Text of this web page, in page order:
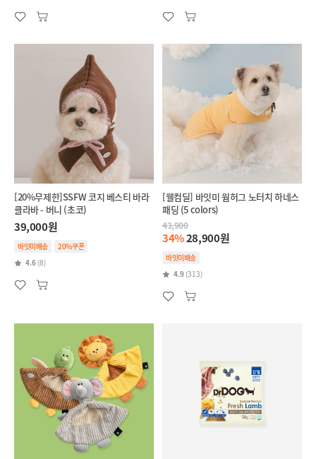
[20%무제한]SSFW 코지 베스티 바라
클라바 - 버니 (초코)
39,000원
바잇미배송
20%쿠폰
4.6 (8)
[웰컴딜] 바잇미 웜허그 노터치 하네스
패딩 (5 colors)
43,900
34%28,900원
바잇미배송
4.9 (313)